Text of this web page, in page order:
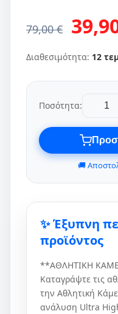
79,00 €
Διαθεσιμότητα: 12
Ποσότητα:
🚚
✨ Έξυπνη
προϊόντος
**ΑΘΛΗΤΙΚΗ
Καταγράψτε τις
την Αθλητική
ανάλυση Ultra